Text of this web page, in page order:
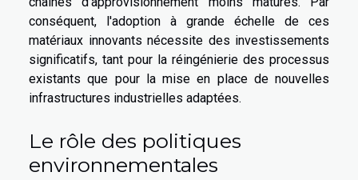
conséquent, l'adoption à grande échelle de ces
matériaux innovants nécessite des investissements
significatifs, tant pour la réingénierie des processus
existants que pour la mise en place de nouvelles
infrastructures industrielles adaptées.
Le rôle des politiques
environnementales